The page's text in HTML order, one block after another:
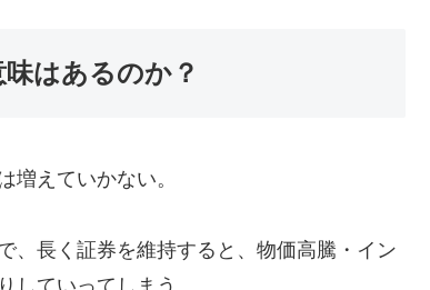
はあるのか？
増えていかない。
、長く証券を維持すると、物価高騰・イン